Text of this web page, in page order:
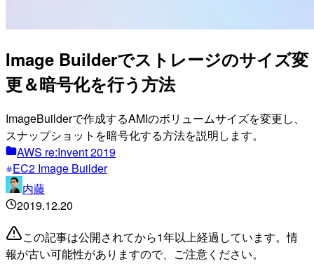
Image Builderでストレージのサイズ変
更＆暗号化を行う方法
ImageBuilderで作成するAMIのボリュームサイズを変更し、
スナップショットを暗号化する方法を説明します。
AWS re:Invent 2019
EC2 Image Builder
内藤
2019.12.20
この記事は公開されてから1年以上経過しています。情
報が古い可能性がありますので、ご注意ください。